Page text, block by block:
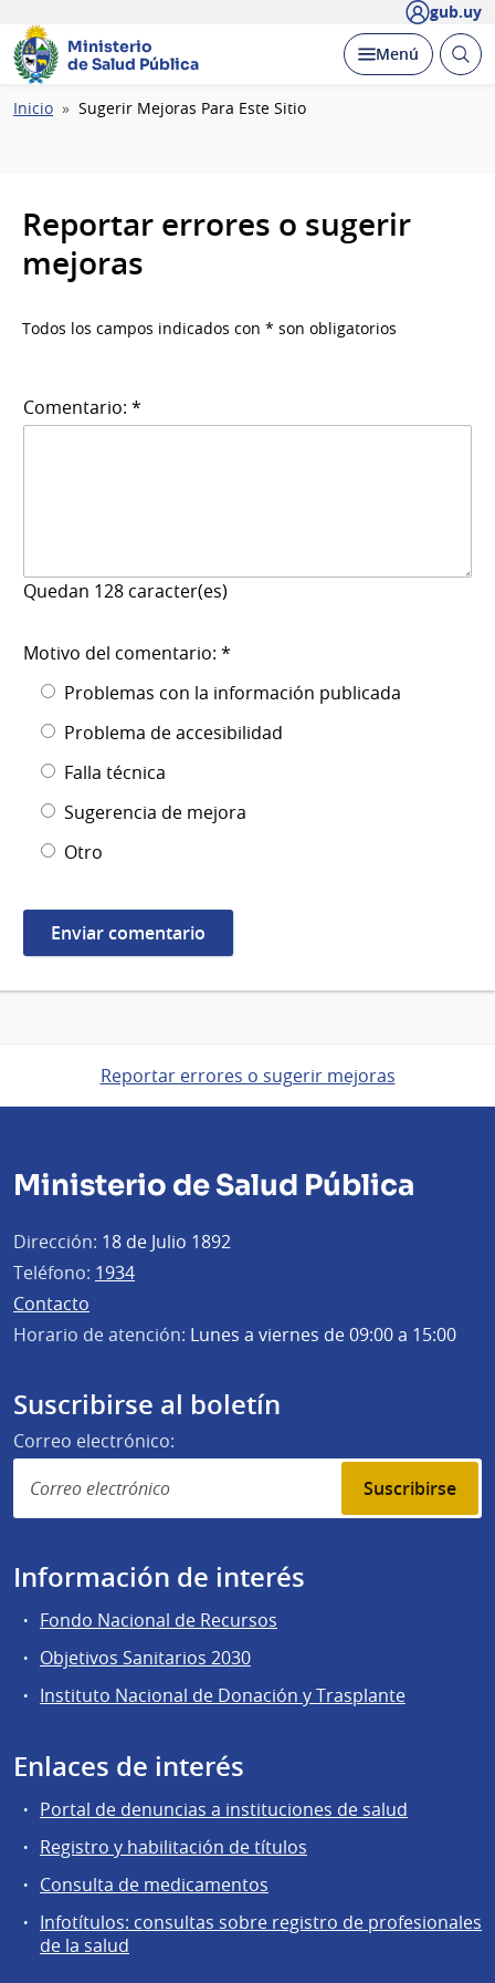
gub.uy
Ministerio
de Salud Pública
Desplegar
Menú Abrir
Ruta
Inicio Sugerir Mejoras Para Este Sitio
Reportar errores o sugerir
mejoras
Todos los campos indicados con * son obligatorios
Comentario: *
Quedan 128 caracter(es)
Motivo del comentario: *
Problemas con la información publicada
Problema de accesibilidad
Falla técnica
Sugerencia de mejora
Otro
Reportar errores o sugerir mejoras
Ministerio de Salud Pública
Dirección: 18 de Julio 1892
Teléfono: 1934
Contacto
Horario de atención: Lunes a viernes de 09:00 a 15:00
Suscribirse al boletín
Correo electrónico:
Suscribirse
Información de interés
Fondo Nacional de Recursos
Objetivos Sanitarios 2030
Instituto Nacional de Donación y Trasplante
Enlaces de interés
Portal de denuncias a instituciones de salud
Registro y habilitación de títulos
Consulta de medicamentos
Infotítulos: consultas sobre registro de profesionales
de la salud